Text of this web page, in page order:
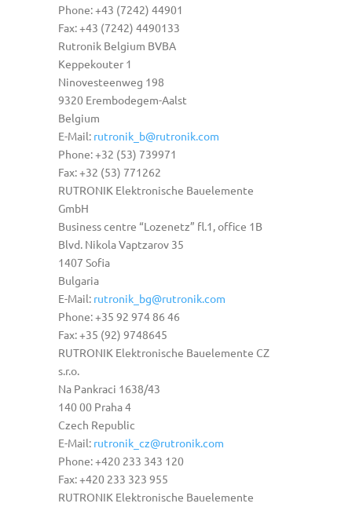
Phone: +43 (7242) 44901
Fax: +43 (7242) 4490133
Rutronik Belgium BVBA
Keppekouter 1
Ninovesteenweg 198
9320 Erembodegem-Aalst
Belgium
E-Mail: rutronik_b@rutronik.com
Phone: +32 (53) 739971
Fax: +32 (53) 771262
RUTRONIK Elektronische Bauelemente
GmbH
Business centre “Lozenetz” fl.1, office 1B
Blvd. Nikola Vaptzarov 35
1407 Sofia
Bulgaria
E-Mail: rutronik_bg@rutronik.com
Phone: +35 92 974 86 46
Fax: +35 (92) 9748645
RUTRONIK Elektronische Bauelemente CZ
s.r.o.
Na Pankraci 1638/43
140 00 Praha 4
Czech Republic
E-Mail: rutronik_cz@rutronik.com
Phone: +420 233 343 120
Fax: +420 233 323 955
RUTRONIK Elektronische Bauelemente